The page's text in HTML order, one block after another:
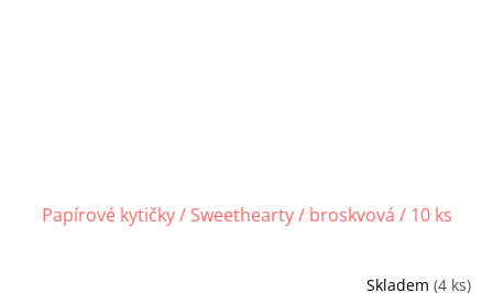
Papírové kytičky / Sweethearty / broskvová / 10 ks
Skladem (4 ks)